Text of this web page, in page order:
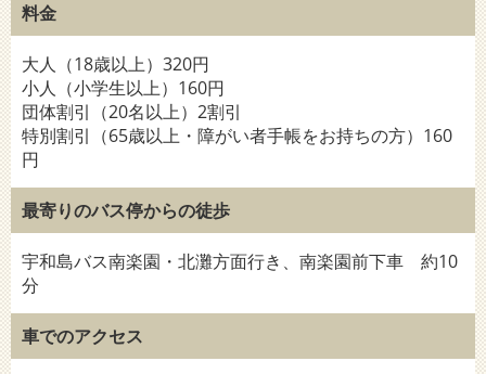
料金
大人（18歳以上）320円
小人（小学生以上）160円
団体割引（20名以上）2割引
特別割引（65歳以上・障がい者手帳をお持ちの方）160
円
最寄りのバス停からの徒歩
宇和島バス南楽園・北灘方面行き、南楽園前下車 約10
分
車でのアクセス